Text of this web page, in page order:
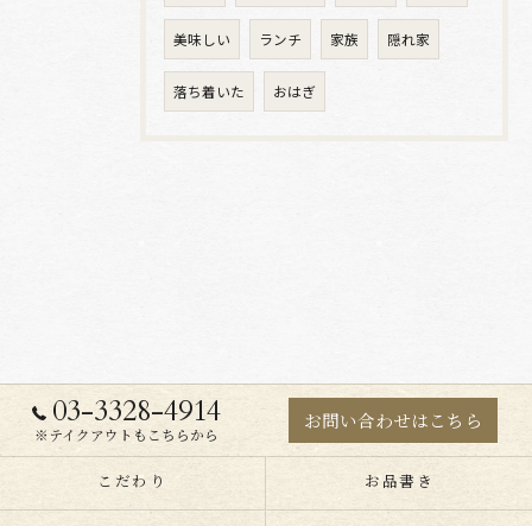
美味しい ランチ 家族 隠れ家
落ち着いた おはぎ
03-3328-4914
※テイクアウトもこちらから
お問い合わせはこちら
こだわり お品書き